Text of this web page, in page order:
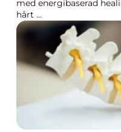
med energibaserad
hårt ...